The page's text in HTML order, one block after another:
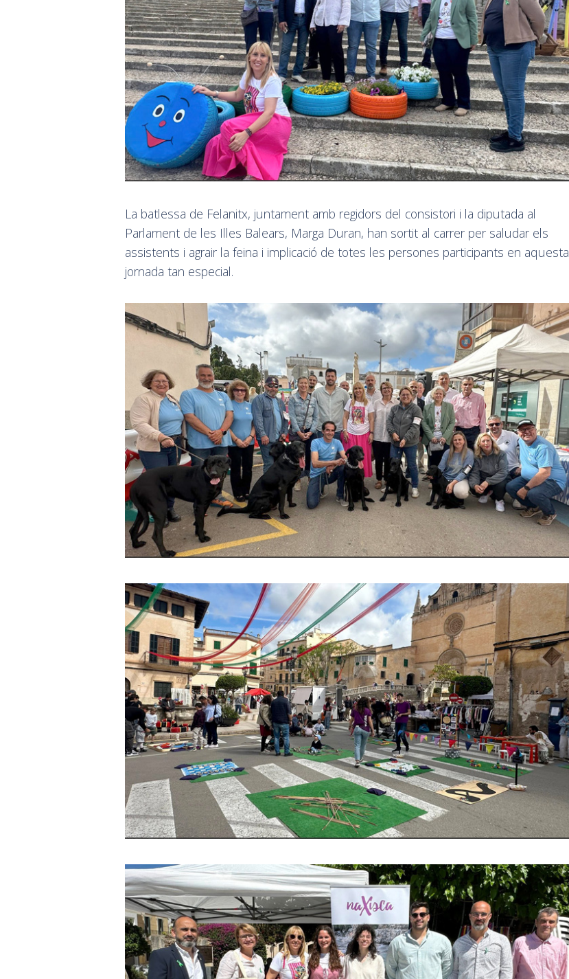
La batlessa de Felanitx, juntament amb regidors del consistori i la diputada al
Parlament de les Illes Balears, Marga Duran, han sortit al carrer per saludar els
assistents i agrair la feina i implicació de totes les persones participants en aquesta
jornada tan especial.